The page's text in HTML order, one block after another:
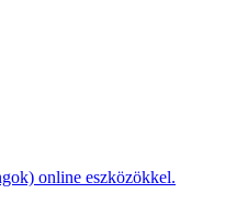
online eszközökkel.